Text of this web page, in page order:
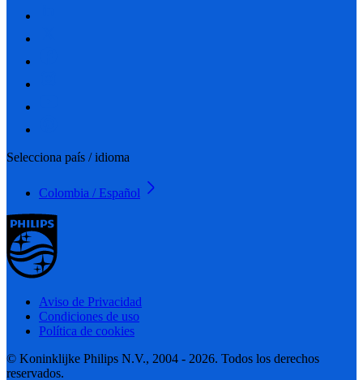
Selecciona país / idioma
Colombia / Español
Aviso de Privacidad
Condiciones de uso
Política de cookies
© Koninklijke Philips N.V., 2004 - 2026. Todos los derechos
reservados.